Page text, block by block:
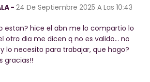
- 24 De Septiembre 2025 A Las 10:43
estan? hice el abn me lo compartio lo
otro dia me dicen q no es valido… no
lo necesito para trabajar, que hago?
gracias!!